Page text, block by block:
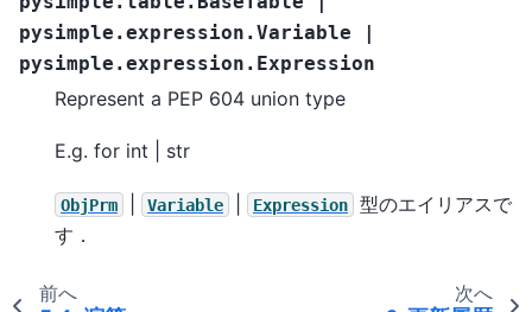
pysimple.expression.Variable
|
pysimple.expression.Expression
Represent a PEP 604 union type
E.g. for int | str
ObjPrm Variable Expression
型のエイリアスで
す．
前へ 次へ